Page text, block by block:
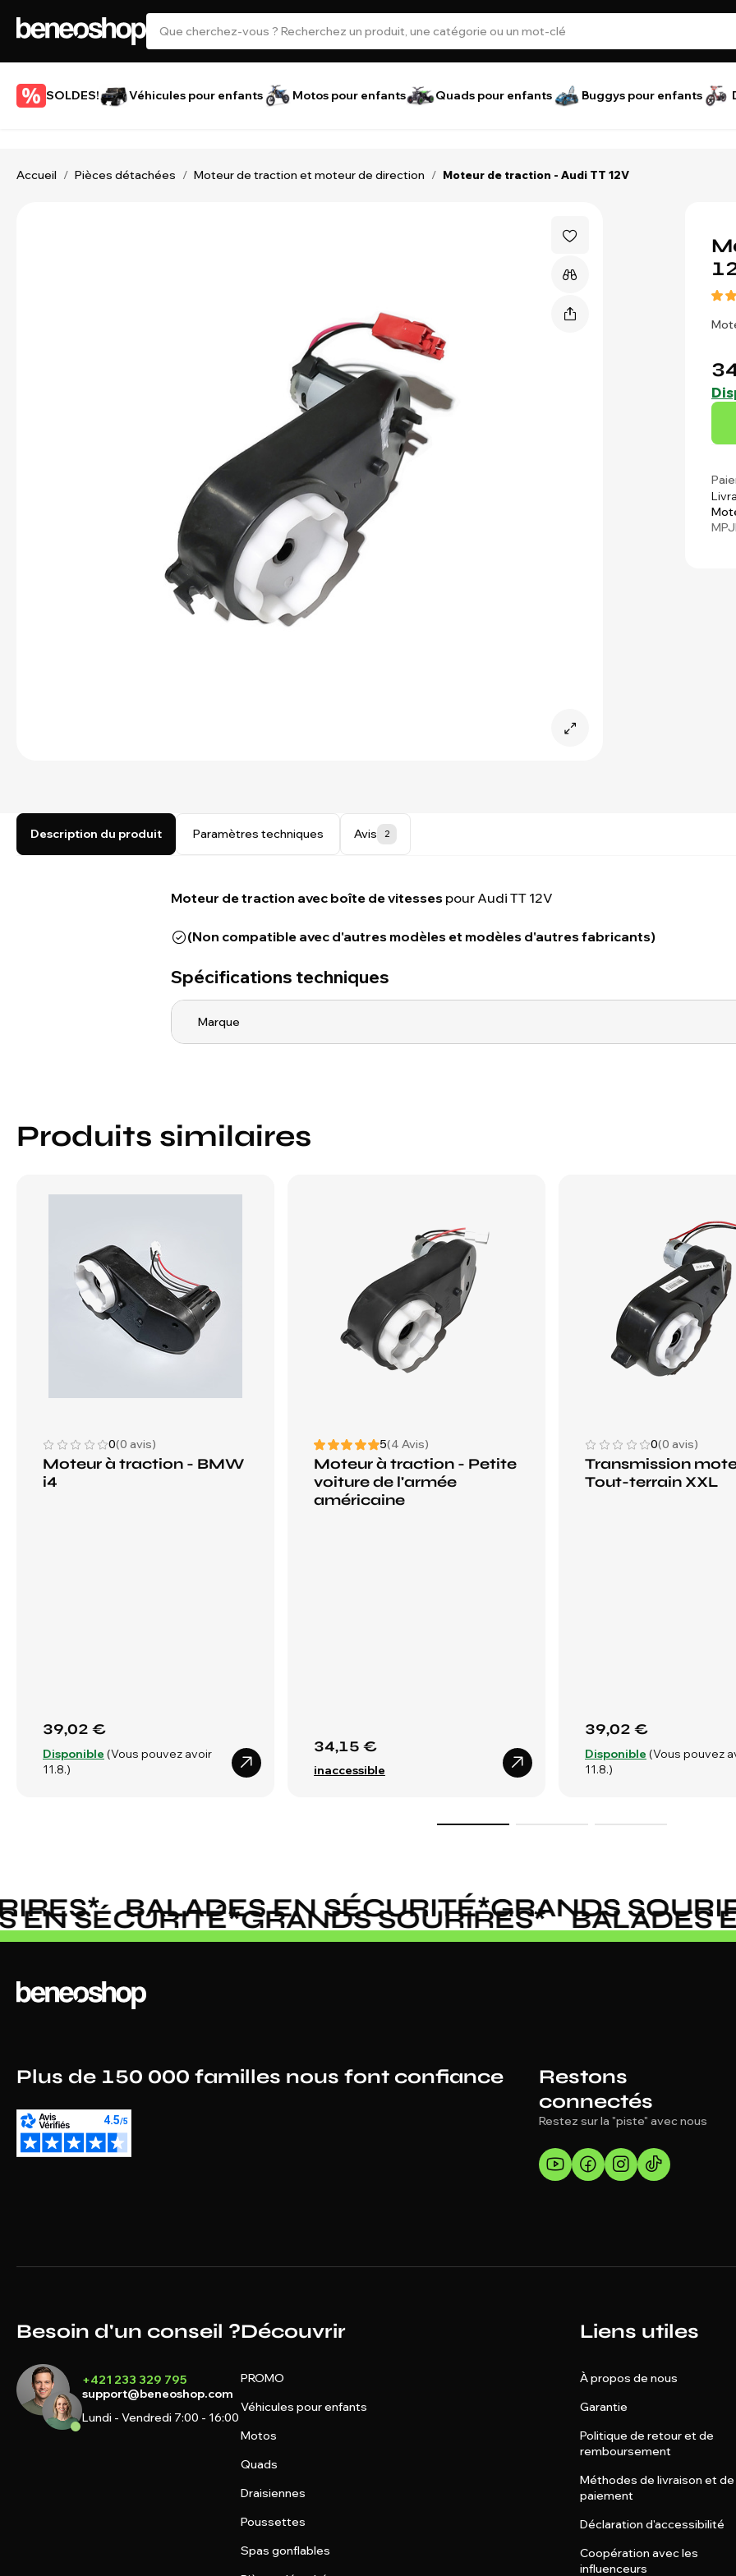
SOLDES! Véhicules pour enfants Motos pour enfants Quads pour enfants Buggys pour enfants
Accueil / Pièces détachées / Moteur de traction et moteur de direction / Moteur de traction - Audi TT 12V
Description du produit Paramètres techniques Avis 2
Moteur de traction avec boîte de vitesses pour Audi TT 12V
(Non compatible avec d'autres modèles et modèles d'autres fabricants)
Spécifications techniques
Marque
Produits similaires
0(0 avis)
Moteur à traction - BMW
i4
39,02 €
Disponible (Vous pouvez avoir
11.8.)
5(4 Avis)
Moteur à traction - Petite
voiture de l'armée
américaine
34,15 €
inaccessible
0(0 avis)
Transmission
Tout-terrain XXL
39,02 €
Disponible (Vous pouvez
11.8.)
* BALADES EN SÉCURITÉ*GRANDS
EN SÉCURITÉ*GRANDS SOURIRES*
Plus de 150 000 familles nous font confiance
Restons
connectés
Restez sur la "piste" avec nous
Besoin d'un conseil ?
+421 233 329 795
support@beneoshop.com
Lundi - Vendredi 7:00 - 16:00
Découvrir
PROMO
Véhicules pour enfants
Motos
Quads
Draisiennes
Poussettes
Spas gonflables
Liens utiles
À propos de nous
Garantie
Politique de retour et de
remboursement
Méthodes de livraison et de
paiement
Déclaration d'accessibilité
Coopération avec les
influenceurs